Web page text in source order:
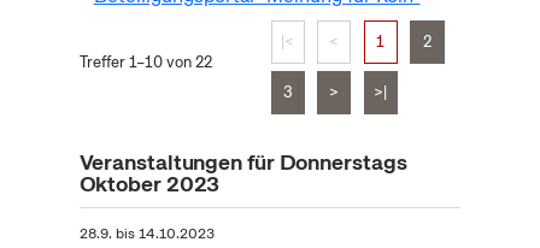
Treffer 1–10 von 22
|< < 1 2
3 > >|
Veranstaltungen für Donnerstags
Oktober 2023
28.9. bis14.10.2023